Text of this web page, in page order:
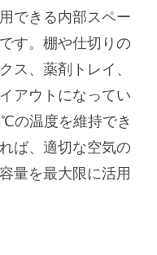
できる内部スペー
す。棚や仕切りの
ス、薬剤トレイ、
アウトになってい
の温度を維持でき
ば、適切な空気の
量を最大限に活用